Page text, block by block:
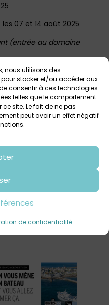
nous utilisons des
stocker et/ou accéder aux
consentir à ces technologies
telles que le comportement
site. Le fait de ne pas
peut avoir un effet négatif
de confidentialité
les 07 et 14 août 2025
(entrée au domaine
ou à